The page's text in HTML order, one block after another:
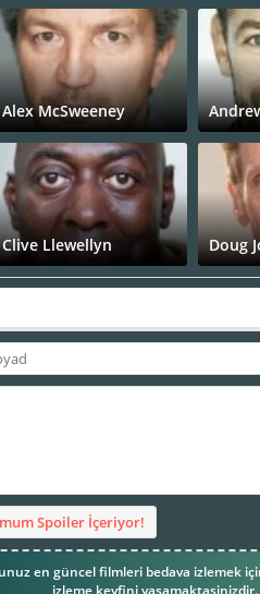
Alex McSweeney
Clive Llewellyn Doug
John Alexander John
Matt Rippy
Spoiler İçeriyor!
en güncel filmleri bedava izlemek
izleme keyfini